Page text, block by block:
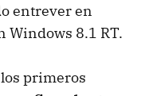
entrever en
Windows 8.1 RT.
primeros